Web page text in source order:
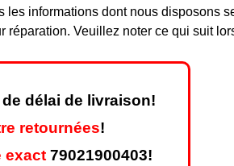
informations dont nous disposons
Veuillez noter ce qui suit
de délai de livraison!
retournées!
exact 79021900403!